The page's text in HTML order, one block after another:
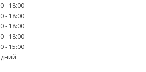
18:00
18:00
18:00
18:00
15:00